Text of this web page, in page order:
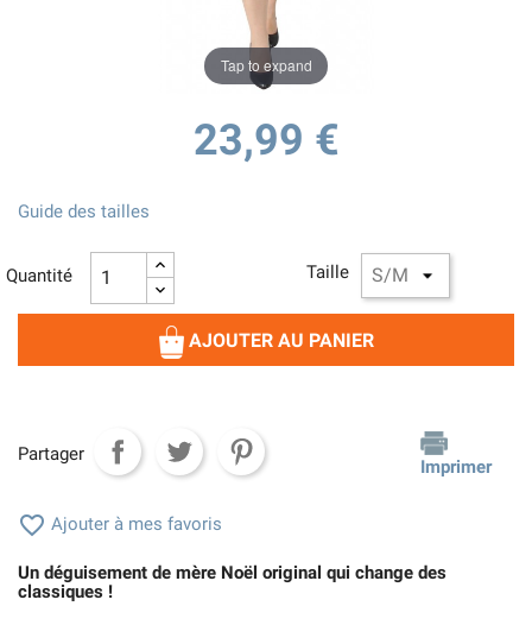
Tap to expand
23,99 €
Taille
Guide des tailles
Quantité
AJOUTER AU PANIER
Partager
Imprimer
 Ajouter à mes favoris
Un déguisement de mère Noël original qui change des
classiques !